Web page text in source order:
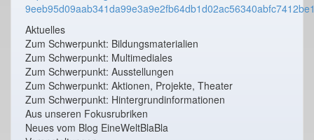
Aktuelles
Zum Schwerpunkt: Bildungsmaterialien
Zum Schwerpunkt: Multimediales
Zum Schwerpunkt: Ausstellungen
Zum Schwerpunkt: Aktionen, Projekte, Theater
Zum Schwerpunkt: Hintergrundinformationen
Aus unseren Fokusrubriken
Neues vom Blog EineWeltBlaBla